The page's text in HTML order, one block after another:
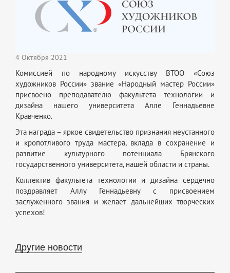
4 Октября 2021
Комиссией по народному искусству ВТОО «Союз
художников России» звание «Народный мастер России»
присвоено преподавателю факультета технологии и
дизайна нашего университета Алле Геннадьевне
Кравченко.
Эта награда – яркое свидетельство признания неустанного
и кропотливого труда мастера, вклада в сохранение и
развитие культурного потенциала Брянского
государственного университета, нашей области и страны.
Коллектив факультета технологии и дизайна сердечно
поздравляет Аллу Геннадьевну с присвоением
заслуженного звания и желает дальнейших творческих
успехов!
Другие новости